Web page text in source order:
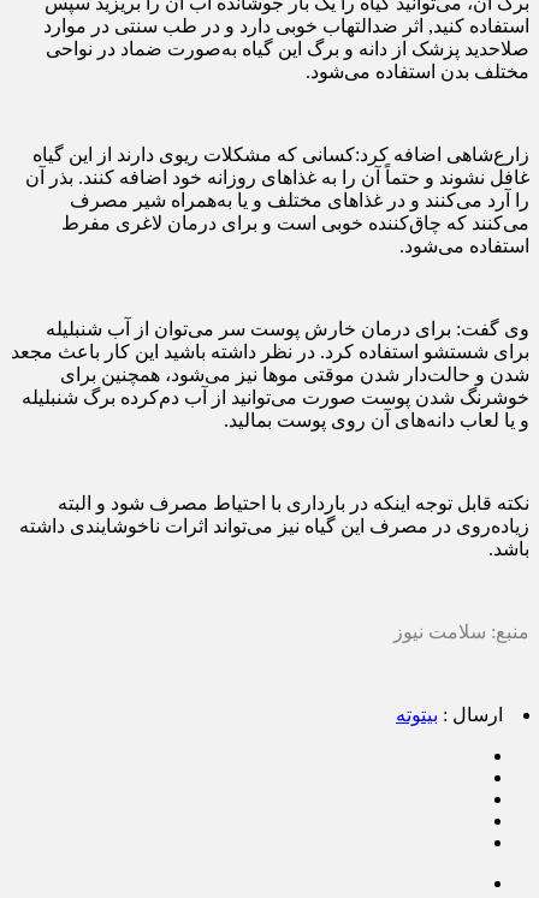
استفاده کنید, اثر ضدالتهاب خوبی دارد و در طب سنتی در موارد
صلاحدید پزشک از دانه و برگ این گیاه به‌صورت ضماد در نواحی
مختلف بدن استفاده می‌شود.
زارع‌شاهی اضافه کرد:کسانی که مشکلات ریوی دارند از این گیاه
غافل نشوند و حتماً آن را به غذاهای روزانه خود اضافه کنند. بذر آن
را آرد می‌کنند و در غذاهای مختلف و یا به‌همراه شیر مصرف
می‌کنند که چاق‌کننده خوبی است و برای درمان لاغری مفرط
استفاده می‌شود.
وی گفت: برای درمان خارش پوست سر می‌توان از آب شنبلیله
برای شستشو استفاده کرد. در نظر داشته باشید این کار باعث مجعد
شدن و حالت‌دار شدن موقتی موها نیز می‌شود، همچنین برای
خوشرنگ شدن پوست صورت می‌توانید از آب دم‌کرده برگ شنبلیله
و یا لعاب دانه‌های آن روی پوست بمالید.
نکته قابل توجه اینکه در باردارى با احتیاط مصرف شود و البته
زیاده‌روی در مصرف این گیاه نیز می‌تواند اثرات ناخوشایندی داشته
باشد.
منبع: سلامت نیوز
ارسال : بیتوته